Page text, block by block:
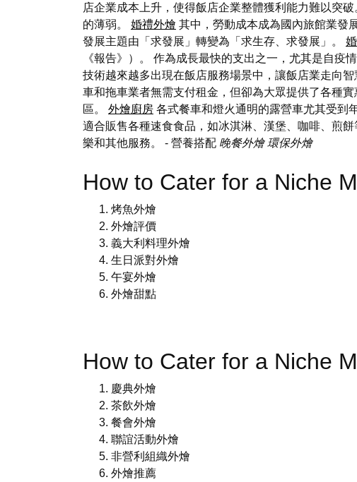
店企業成本上升，使得飯店企業整體獲利能力難以突
的薄弱。 婚禮外燴 其中，勞動成本成為國內旅館業發
發展主題由「求發展」轉變為「求生存、求發展」。
《報告》）。 作為成長最快的支出之一，尤其是自
技術越來越多出現在飯店服務場景中，讓飯店業走向
車和拖車業者無需支付租金，但卻為大眾提供了各種
區。 外燴廚房 各式餐車和燈火通明的露營車尤其受到
適合販售各種速食食品，如冰淇淋、漢堡、咖啡、煎餅
樂和其他服務。 - 營養搭配 晚餐外燴 環保外燴
How to Cater for a Niche
烤魚外燴
外燴評價
義大利料理外燴
生日派對外燴
午宴外燴
外燴甜點
How to Cater for a Niche
慶典外燴
茶飲外燴
餐會外燴
聯誼活動外燴
非營利組織外燴
外燴推薦